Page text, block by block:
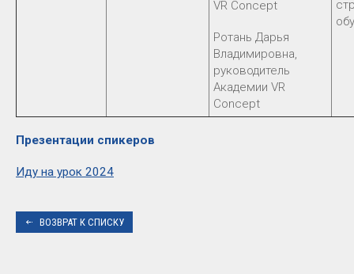
VR Concept
Ротань Дарья
Владимировна,
руководитель
Академии VR
Concept
Презентации спикеров
Иду на урок 2024
ВОЗВРАТ К СПИСКУ